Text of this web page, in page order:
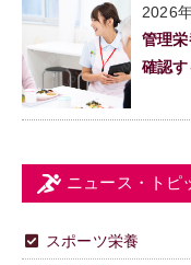
2026
管理
確認
ニュース・トピ
スポーツ栄養